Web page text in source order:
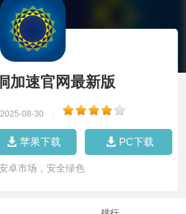
加速官网最新版
08-30
苹果下载 PC下载
卓市场，安全绿色